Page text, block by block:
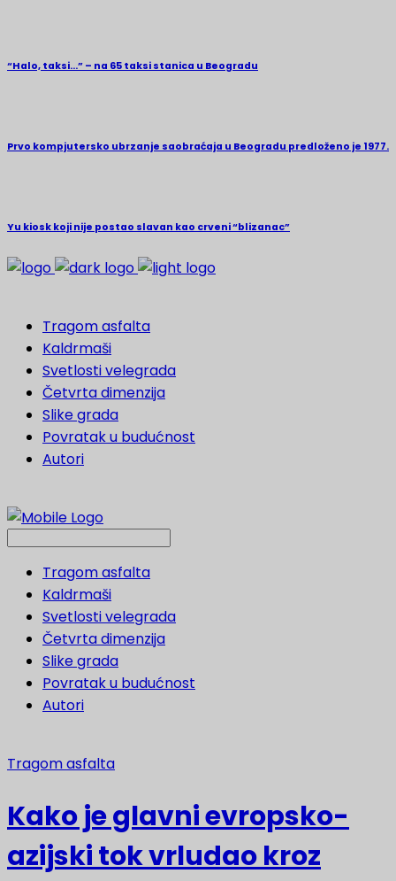
“Halo, taksi…” – na 65 taksi stanica u Beogradu
Prvo kompjutersko ubrzanje saobraćaja u Beogradu predloženo je 1977.
Yu kiosk koji nije postao slavan kao crveni “blizanac”
Tragom asfalta
Kaldrmaši
Svetlosti velegrada
Četvrta dimenzija
Slike grada
Povratak u budućnost
Autori
Tragom asfalta
Kaldrmaši
Svetlosti velegrada
Četvrta dimenzija
Slike grada
Povratak u budućnost
Autori
Tragom asfalta
Kako je glavni evropsko-
azijski tok vrludao kroz